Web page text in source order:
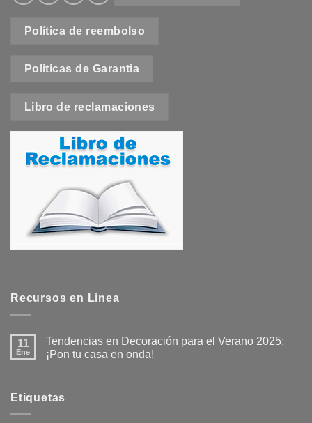
Política de reembolso
Politicas de Garantia
Libro de reclamaciones
Recursos en Linea
11
Ene
Tendencias en Decoración para el Verano 2025:
¡Pon tu casa en onda!
en
Tendencias
Etiquetas